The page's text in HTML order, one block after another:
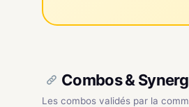
Combos &
Les combos validés par la